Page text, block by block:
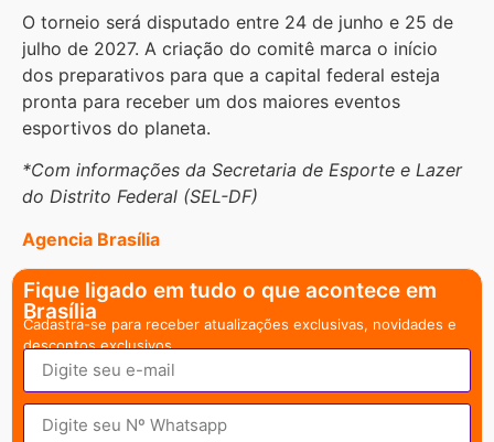
O torneio será disputado entre 24 de junho e 25 de
julho de 2027. A criação do comitê marca o início
dos preparativos para que a capital federal esteja
pronta para receber um dos maiores eventos
esportivos do planeta.
*Com informações da Secretaria de Esporte e Lazer
do Distrito Federal (SEL-DF)
Agencia Brasília
Fique ligado em tudo o que acontece em
Brasília
Cadastra-se para receber atualizações exclusivas, novidades e
descontos exclusivos.